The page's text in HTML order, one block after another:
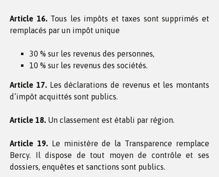
Article 16.Tous les impôts et taxes sont supprimés et
remplacés par un impôt unique
30 % sur les revenus des personnes,
10 % sur les revenus des sociétés.
Article 17.Les déclarations de revenus et les montants
d’impôt acquittés sont publics.
Article 18. Un classement est établi par région.
Article 19.Le ministère de la Transparence remplace
Bercy. Il dispose de tout moyen de contrôle et ses
dossiers, enquêtes et sanctions sont publics.